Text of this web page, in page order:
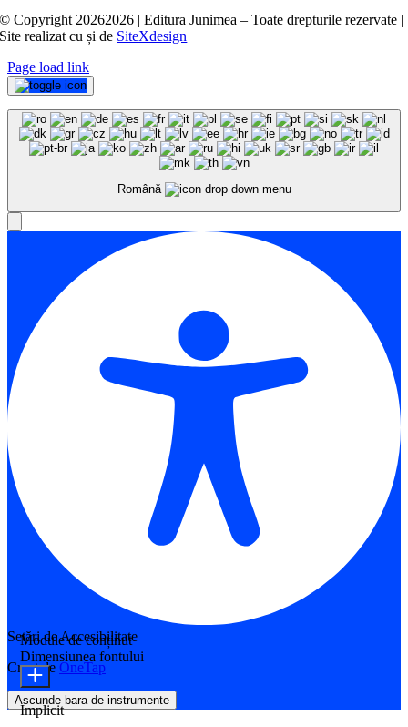
© Copyright 20262026 | Editura Junimea – Toate drepturile rezervate |
Site realizat cușide SiteXdesign
Page load link
Română
Setări de Accesibilitate
Creat de OneTap
Ascunde bara de instrumente
Module de conținut
Dimensiunea fontului
Implicit